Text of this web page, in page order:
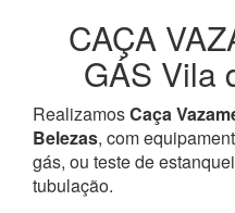
CAÇA
GÁS Vila
RealizamosCaça
Belezas, com
gás, ou teste de
tubulação.